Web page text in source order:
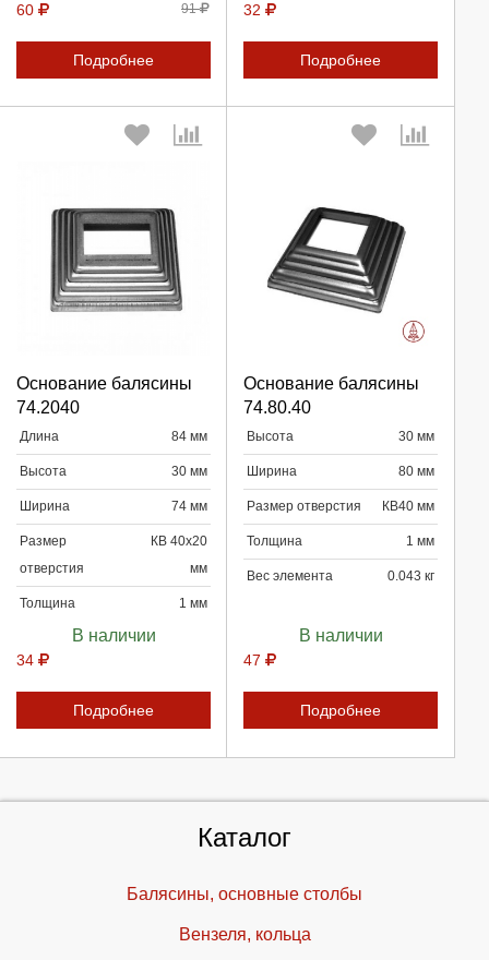
60 91
Подробнее
32
Подробнее
Основание балясины
74.2040
Длина 84 мм
Высота 30 мм
Ширина 74 мм
Размер
отверстия
КВ 40х20
мм
Толщина 1 мм
В наличии
34
Подробнее
Выберите количество:
Отмена
Основание балясины
74.80.40
Высота 30 мм
Ширина 80 мм
Размер отверстия КВ40 мм
Толщина 1 мм
Вес элемента 0.043 кг
В наличии
47
Подробнее
Выберите количество:
Отмена
Каталог
Балясины, основные столбы
Вензеля, кольца